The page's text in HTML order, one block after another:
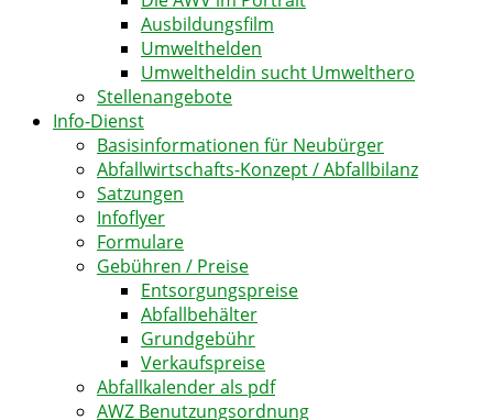
Ausbildungsfilm
Umwelthelden
Umweltheldin sucht Umwelthero
Stellenangebote
Info-Dienst
Basisinformationen für Neubürger
Abfallwirtschafts-Konzept / Abfallbilanz
Satzungen
Infoflyer
Formulare
Gebühren / Preise
Entsorgungspreise
Abfallbehälter
Grundgebühr
Verkaufspreise
Abfallkalender als pdf
AWZ Benutzungsordnung